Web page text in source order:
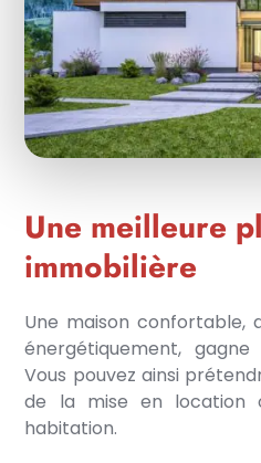
Une meilleure
immobilière
Une maison confortable,
énergétiquement,
Vous pouvez ainsi
de la mise en location
habitation.